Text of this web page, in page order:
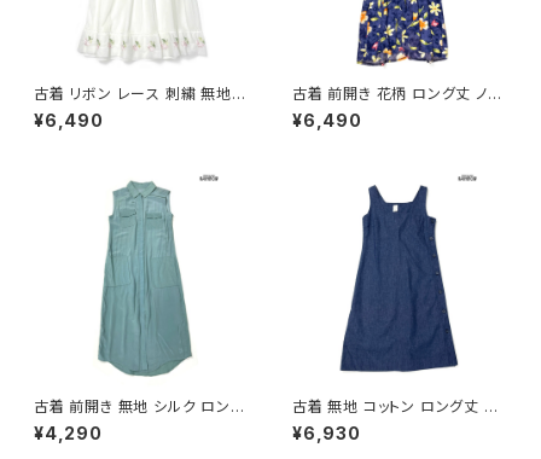
古着 リボン レース 刺繍 無地
シフォン ロング丈 ノースリーブ
ワンピース 白 生成り (otu260
¥6,490
古着 前開き 花柄 ロング丈 ノー
スリーブ ワンピース 紺 (otu26
05058)
¥6,490
古着 前開き 無地 シルク ロング
丈 ノースリーブ ワンピース くす
み 緑 (otu2606061)
¥4,290
古着 無地 コットン ロング丈 ノ
ースリーブ ワンピース 紺 (otu
2606007)
¥6,930